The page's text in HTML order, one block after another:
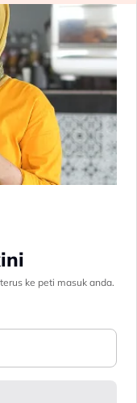
ke peti masuk anda.